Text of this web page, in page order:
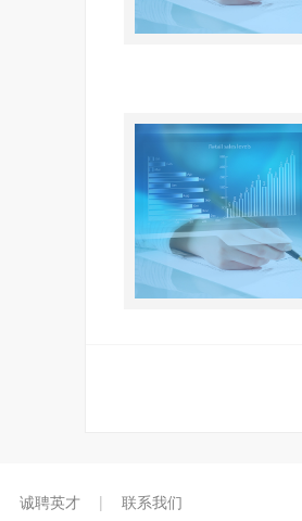
诚聘英才 |
联系我们